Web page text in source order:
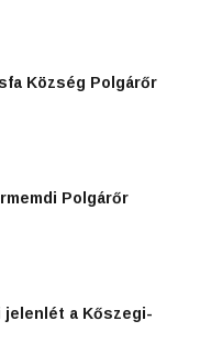
Község Polgárőr
Polgárőr
a Kőszegi-